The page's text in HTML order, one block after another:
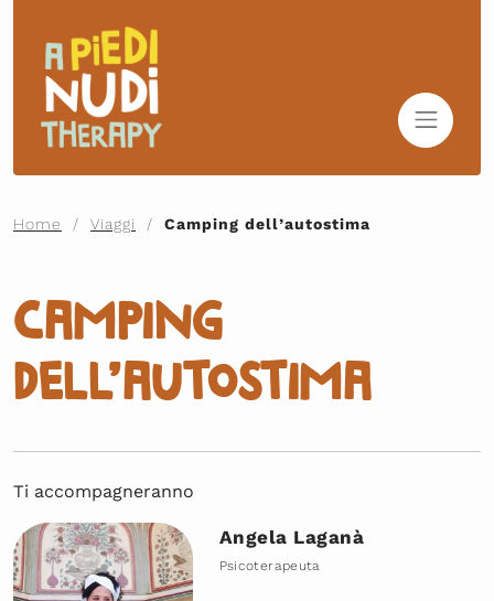
Home / Viaggi / Camping dell’autostima
Camping
dell’autostima
Ti accompagneranno
Angela Laganà
Psicoterapeuta